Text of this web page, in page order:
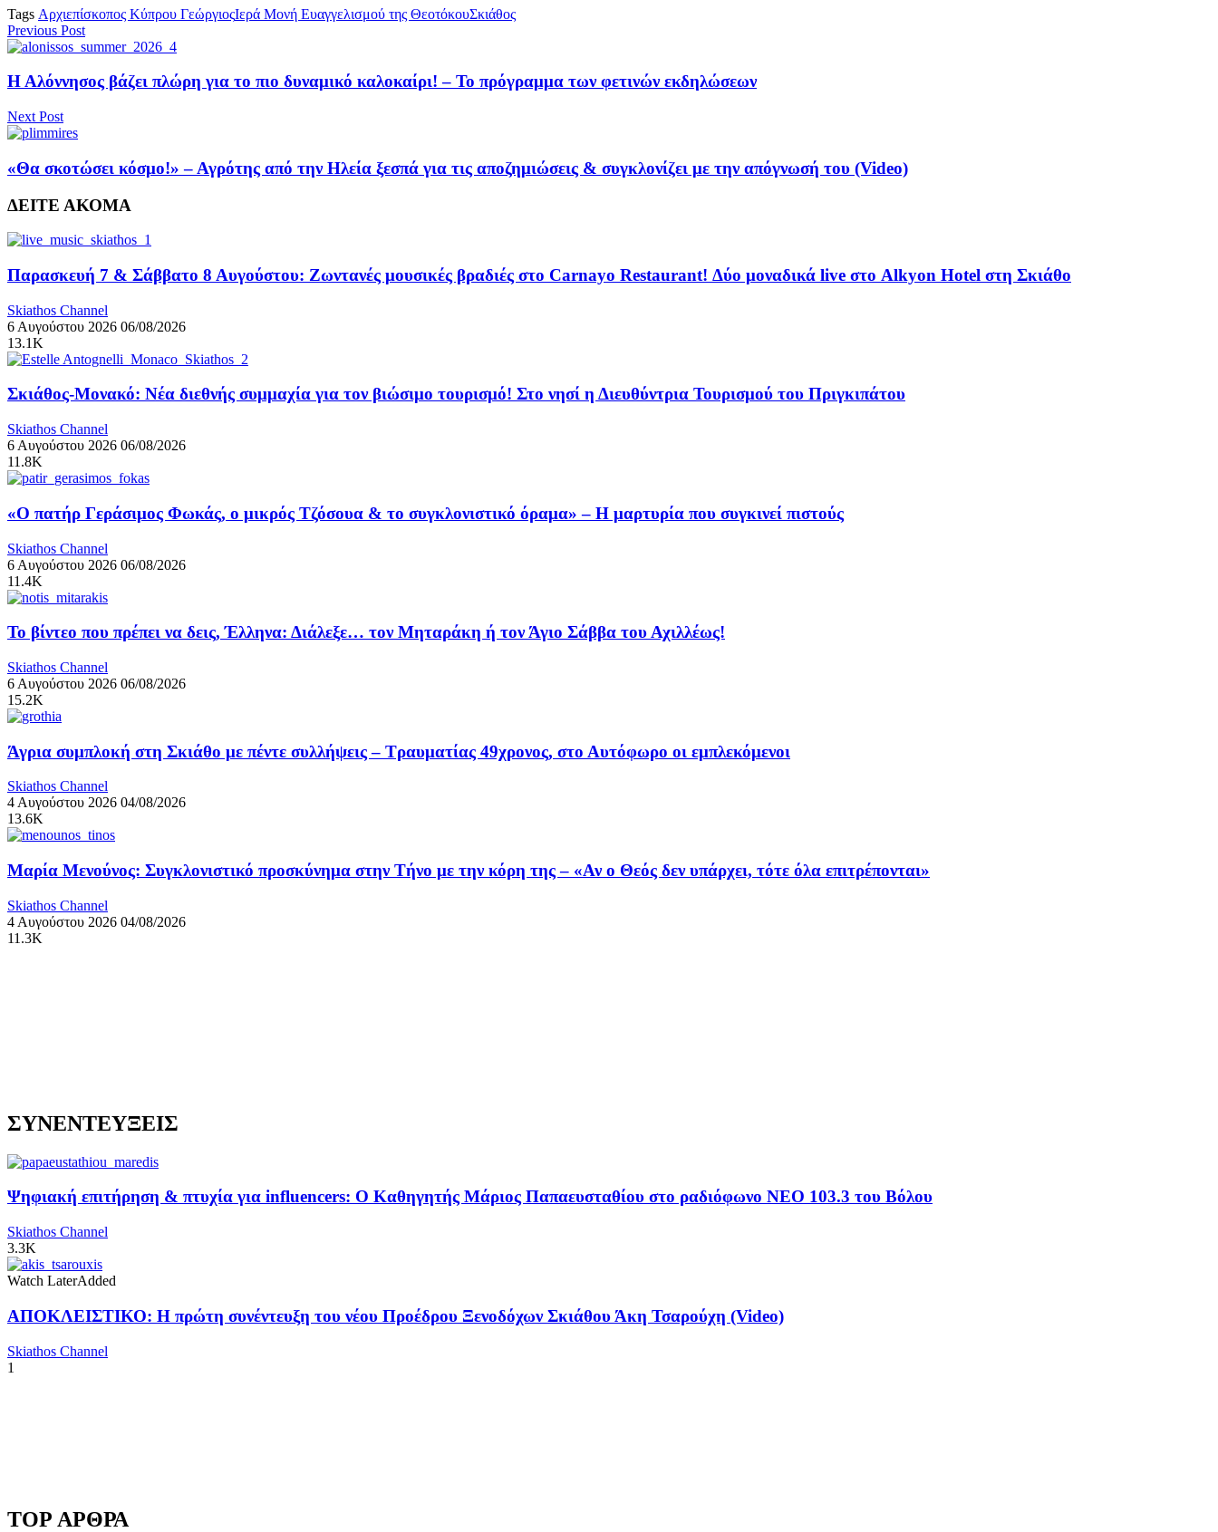
Tags Αρχιεπίσκοπος Κύπρου ΓεώργιοςΙερά Μονή Ευαγγελισμού της ΘεοτόκουΣκιάθος
Previous Post
Η Αλόννησος βάζει πλώρη για το πιο δυναμικό καλοκαίρι! – Το πρόγραμμα των φετινών εκδηλώσεων
Next Post
«Θα σκοτώσει κόσμο!» – Αγρότης από την Ηλεία ξεσπά για τις αποζημιώσεις & συγκλονίζει με την απόγνωσή του (Video)
ΔΕΙΤΕ ΑΚΟΜΑ
Παρασκευή 7 & Σάββατο 8 Αυγούστου: Ζωντανές μουσικές βραδιές στο Carnayo Restaurant! Δύο μοναδικά live στο Alkyon Hotel στη Σκιάθο
Skiathos Channel
6 Αυγούστου 2026 06/08/2026
13.1K
Σκιάθος-Μονακό: Νέα διεθνής συμμαχία για τον βιώσιμο τουρισμό! Στο νησί η Διευθύντρια Τουρισμού του Πριγκιπάτου
Skiathos Channel
6 Αυγούστου 2026 06/08/2026
11.8K
«Ο πατήρ Γεράσιμος Φωκάς, ο μικρός Τζόσουα & το συγκλονιστικό όραμα» – Η μαρτυρία που συγκινεί πιστούς
Skiathos Channel
6 Αυγούστου 2026 06/08/2026
11.4K
Το βίντεο που πρέπει να δεις, Έλληνα: Διάλεξε… τον Μηταράκη ή τον Άγιο Σάββα του Αχιλλέως!
Skiathos Channel
6 Αυγούστου 2026 06/08/2026
15.2K
Άγρια συμπλοκή στη Σκιάθο με πέντε συλλήψεις – Τραυματίας 49χρονος, στο Αυτόφωρο οι εμπλεκόμενοι
Skiathos Channel
4 Αυγούστου 2026 04/08/2026
13.6K
Μαρία Μενούνος: Συγκλονιστικό προσκύνημα στην Τήνο με την κόρη της – «Αν ο Θεός δεν υπάρχει, τότε όλα επιτρέπονται»
Skiathos Channel
4 Αυγούστου 2026 04/08/2026
11.3K
ΣΥΝΕΝΤΕΥΞΕΙΣ
Ψηφιακή επιτήρηση & πτυχία για influencers: Ο Καθηγητής Μάριος Παπαευσταθίου στο ραδιόφωνο NEO 103.3 του Βόλου
Skiathos Channel
3.3K
Watch LaterAdded
ΑΠΟΚΛΕΙΣΤΙΚΟ: Η πρώτη συνέντευξη του νέου Προέδρου Ξενοδόχων Σκιάθου Άκη Τσαρούχη (Video)
Skiathos Channel
1
TOP ΑΡΘΡΑ